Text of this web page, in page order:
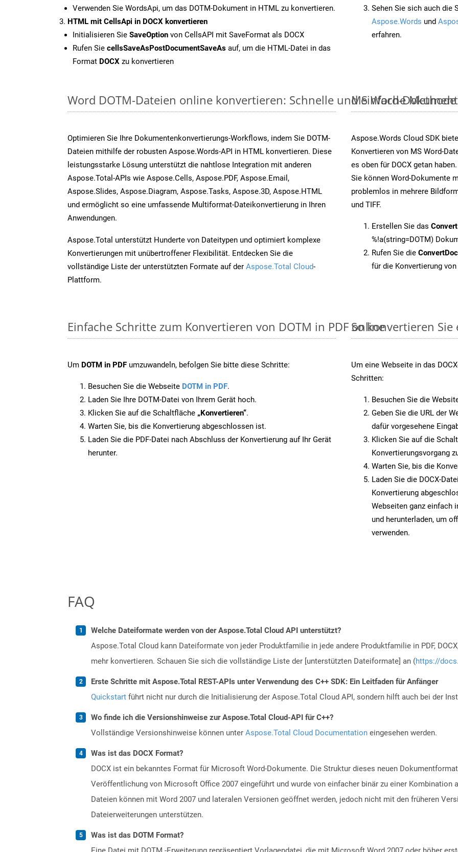
Verwenden Sie WordsApi, um das DOTM-Dokument in HTML zu konvertieren.
HTML mit CellsApi in DOCX konvertieren
Initialisieren Sie SaveOption von CellsAPI mit SaveFormat als DOCX
Rufen Sie cellsSaveAsPostDocumentSaveAs auf, um die HTML-Datei in das
Format DOCX zu konvertieren
Sehen Sie sich auch die
Aspose.Words und
erfahren.
Word DOTM-Dateien online konvertieren: Schnelle und einfache Methode
Optimieren Sie Ihre Dokumentenkonvertierungs-Workflows, indem Sie DOTM-
Dateien mithilfe der robusten Aspose.Words-API in HTML konvertieren. Diese
leistungsstarke Lösung unterstützt die nahtlose Integration mit anderen
Aspose.Total-APIs wie Aspose.Cells, Aspose.PDF, Aspose.Email,
Aspose.Slides, Aspose.Diagram, Aspose.Tasks, Aspose.3D, Aspose.HTML
und ermöglicht so eine umfassende Multiformat-Dateikonvertierung in Ihren
Anwendungen.
Aspose.Total unterstützt Hunderte von Dateitypen und optimiert komplexe
Konvertierungen mit unübertroffener Flexibilität. Entdecken Sie die
vollständige Liste der unterstützten Formate auf der Aspose.Total Cloud-
Plattform.
MS Word-
Aspose.Words Cloud SDK
Konvertieren von MS Word-
es oben für DOCX getan
Sie können Word-Dokumente
problemlos in mehrere
und TIFF.
Erstellen Sie das
%!a(string=DOTM)
Rufen Sie die
für die Konvertierung
Einfache Schritte zum Konvertieren von DOTM in PDF online
Um DOTM in PDF umzuwandeln, befolgen Sie bitte diese Schritte:
Besuchen Sie die Webseite DOTM in PDF.
Laden Sie Ihre DOTM-Datei von Ihrem Gerät hoch.
Klicken Sie auf die Schaltfläche „Konvertieren“.
Warten Sie, bis die Konvertierung abgeschlossen ist.
Laden Sie die PDF-Datei nach Abschluss der Konvertierung auf Ihr Gerät
herunter.
So konvertieren Sie
Um eine Webseite in das
Schritten:
Besuchen Sie die
Geben Sie die URL der
dafür vorgesehene
Klicken Sie auf die
Konvertierungsvorgang
Warten Sie, bis die
Laden Sie die DOCX-
Konvertierung
Webseiten ganz einfach
und herunterladen, um
verwenden.
FAQ
Welche Dateiformate werden von der Aspose.Total Cloud API unterstützt?
Aspose.Total Cloud kann Dateiformate von jeder Produktfamilie in jede andere Produktfamilie in PDF, DOCX,
mehr konvertieren. Schauen Sie sich die vollständige Liste der [unterstützten Dateiformate] an (https://
Erste Schritte mit Aspose.Total REST-APIs unter Verwendung des C++ SDK: Ein Leitfaden für Anfänger
Quickstart führt nicht nur durch die Initialisierung der Aspose.Total Cloud API, sondern hilft auch bei der
Wo finde ich die Versionshinweise zur Aspose.Total Cloud-API für C++?
Vollständige Versionshinweise können unter Aspose.Total Cloud Documentation eingesehen werden.
Was ist das DOCX Format?
DOCX ist ein bekanntes Format für Microsoft Word-Dokumente. Die Struktur dieses neuen
Veröffentlichung von Microsoft Office 2007 eingeführt und wurde von einfacher binär zu einer Kombination
Dateien können mit Word 2007 und lateralen Versionen geöffnet werden, jedoch nicht mit den früheren
Dateierweiterungen unterstützen.
Was ist das DOTM Format?